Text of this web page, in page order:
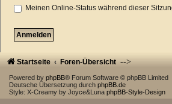
Meinen Online-Status während dieser
Startseite Foren-Übersicht -->
Powered by phpBB® Forum Software © phpBB Limited
Deutsche Übersetzung durch phpBB.de
Style: X-Creamy by Joyce&Luna phpBB-Style-Design